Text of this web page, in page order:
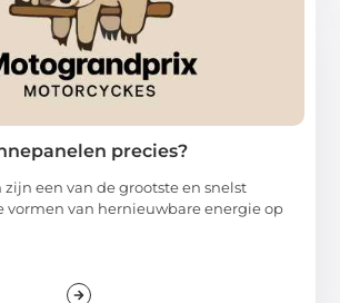
precies?
een van de grootste en snelst
vormen van hernieuwbare energie op